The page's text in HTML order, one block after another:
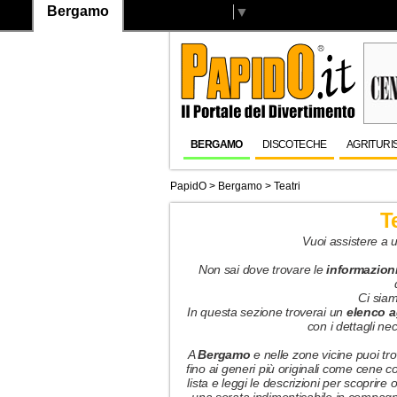
Bergamo ▼
BERGAMO DISCOTECHE
PapidO > Bergamo > Teatri
Vuoi assistere a
Non sai dove trovare le
Ci
In questa sezione troverai un elenco
con i dettagli
ABergamo e nelle zone vicine puoi
fino ai generi più originali come cene
lista e leggi le descrizioni per scoprire